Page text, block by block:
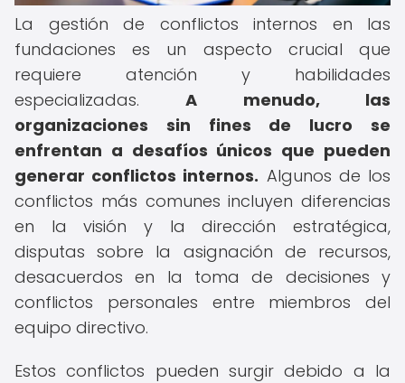
La gestión de conflictos internos en las
fundaciones es un aspecto crucial que
requiere atención y habilidades
especializadas.A menudo, las
organizaciones sin fines de lucro se
enfrentan a desafíos únicos que pueden
generar conflictos internos. Algunos de los
conflictos más comunes incluyen diferencias
en la visión y la dirección estratégica,
disputas sobre la asignación de recursos,
desacuerdos en la toma de decisiones y
conflictos personales entre miembros del
equipo directivo.
Estos conflictos pueden surgir debido a la